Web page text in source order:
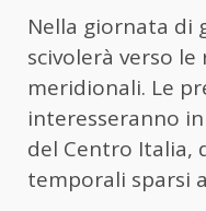
Nella giornata di
scivolerà verso
meridionali. Le
interesseranno
del Centro Italia,
temporali sparsi